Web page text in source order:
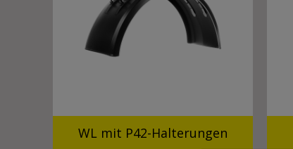
WL mit P42-Halterungen